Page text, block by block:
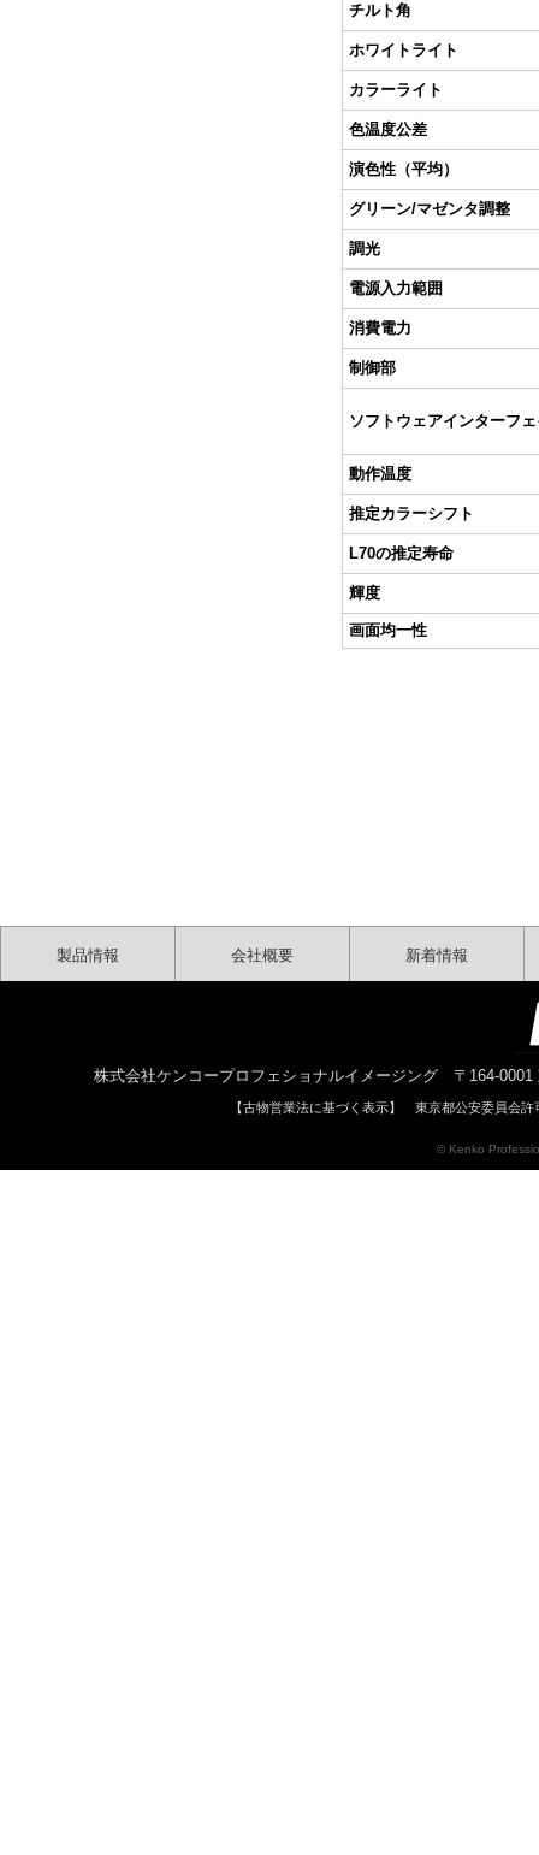
チルト角
ホワイトライト
カラーライト
色温度公差
演色性（平均）
グリーン/マゼンタ調整
調光
電源入力範囲
消費電力
制御部
ソフトウェアインターフ
動作温度
推定カラーシフト
L70の推定寿命
輝度
画面均一性
製品情報 会社概要 新着情報
株式会社ケンコープロフェショナルイメージング 〒164-
【古物営業法に基づく表示】 東京都公安委員会
© Kenko